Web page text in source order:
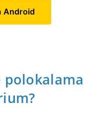
Android
polokalama